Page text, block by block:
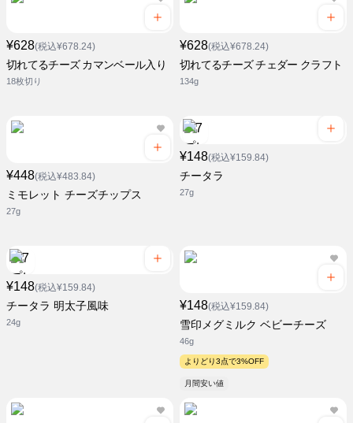
¥628(税込¥678.24)
切れてるチーズ カマンベール入り
18枚切り
¥628(税込¥678.24)
切れてるチーズ チェダー クラフト
134g
¥448(税込¥483.84)
ミモレット チーズチップス
27g
¥148(税込¥159.84)
チータラ
27g
¥148(税込¥159.84)
チータラ 明太子風味
24g
¥148(税込¥159.84)
雪印メグミルク ベビーチーズ
46g
よりどり3点で3%OFF
月間安い値